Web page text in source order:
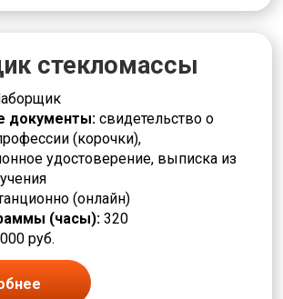
и машиностроение
стекломассы
документы: свидетельство о
(корочки),
удостоверение, выписка из
(онлайн)
(часы): 320
руб.